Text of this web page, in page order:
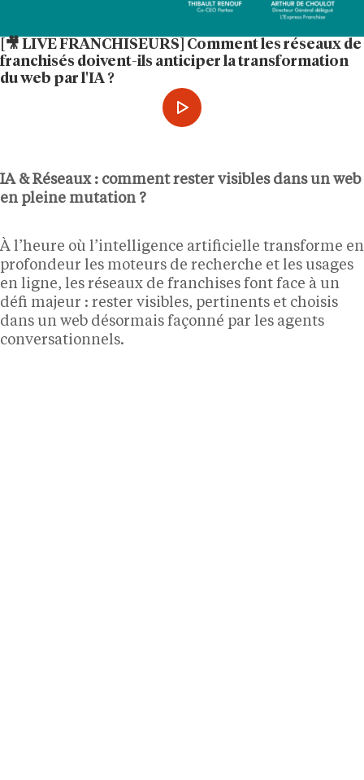
[🎥 LIVE FRANCHISEURS] Comment les réseaux de
franchisés doivent-ils anticiper la transformation
du web par l'IA ?
IA & Réseaux : comment rester visibles dans un web
en pleine mutation ?
À l’heure où l’intelligence artificielle transforme en
profondeur les moteurs de recherche et les usages
en ligne, les réseaux de franchises font face à un
défi majeur : rester visibles, pertinents et choisis
dans un web désormais façonné par les agents
conversationnels.